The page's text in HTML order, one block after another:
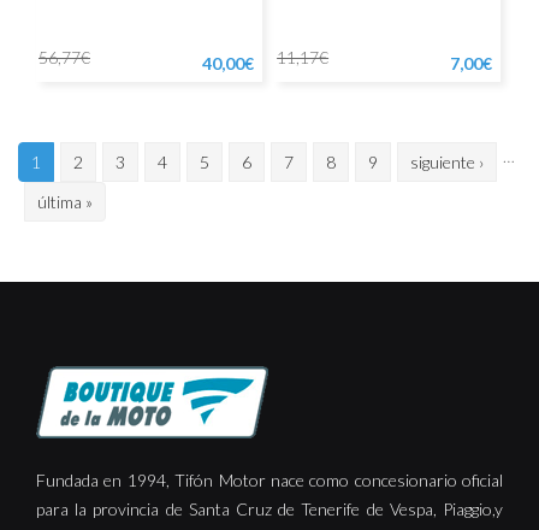
56,77€ 40,00€ 11,17€ 7,00€
1 2 3 4 5 6 7 8 9 …
siguiente ›
última »
Fundada en 1994, Tifón Motor nace como concesionario oficial
para la provincia de Santa Cruz de Tenerife de Vespa, Piaggio,y